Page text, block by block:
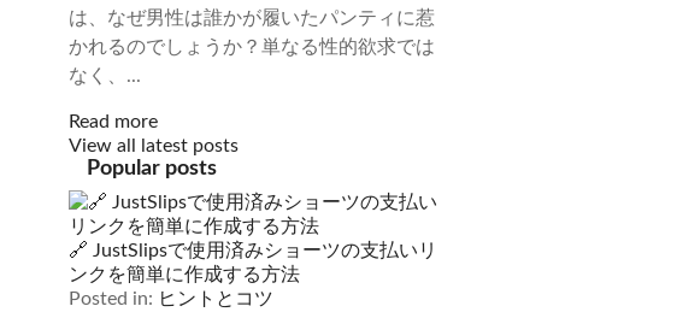
は、なぜ男性は誰かが履いたパンティに惹
かれるのでしょうか？単なる性的欲求では
なく、...
Read more
View all latest posts
Popular posts
🔗 JustSlipsで使用済みショーツの支払いリ
ンクを簡単に作成する方法
Posted in: ヒントとコツ